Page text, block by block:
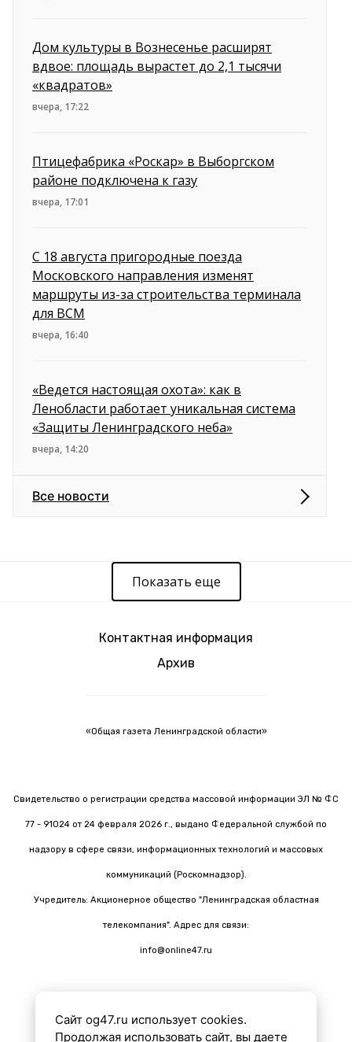
Дом культуры в Вознесенье расширят
вдвое: площадь вырастет до 2,1 тысячи
«квадратов»
вчера, 17:22
Птицефабрика «Роскар» в Выборгском
районе подключена к газу
вчера, 17:01
С 18 августа пригородные поезда
Московского направления изменят
маршруты из-за строительства терминала
для ВСМ
вчера, 16:40
«Ведется настоящая охота»: как в
Ленобласти работает уникальная система
«Защиты Ленинградского неба»
вчера, 14:20
Все новости
Показать еще
Контактная информация
Архив
«Общая газета Ленинградской области»
Свидетельство о регистрации средства массовой информации ЭЛ № ФС
77 - 91024 от 24 февраля 2026 г., выдано Федеральной службой по
надзору в сфере связи, информационных технологий и массовых
коммуникаций (Роскомнадзор).
Учредитель: Акционерное общество "Ленинградская областная
телекомпания". Адрес для связи:
info@online47.ru
Все материалы на сайте подготовлены с помощью ИИ
Сайт og47.ru использует cookies.
Продолжая использовать сайт, вы даете